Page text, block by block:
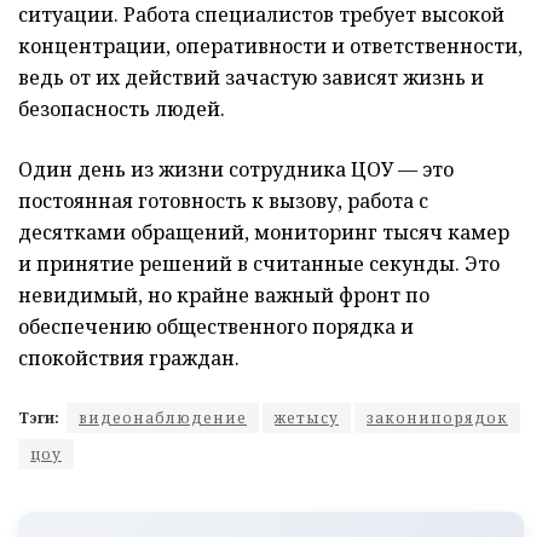
ситуации. Работа специалистов требует высокой
концентрации, оперативности и ответственности,
ведь от их действий зачастую зависят жизнь и
безопасность людей.
Один день из жизни сотрудника ЦОУ — это
постоянная готовность к вызову, работа с
десятками обращений, мониторинг тысяч камер
и принятие решений в считанные секунды. Это
невидимый, но крайне важный фронт по
обеспечению общественного порядка и
спокойствия граждан.
Тэги: видеонаблюдение жетысу
законипорядок
цоу